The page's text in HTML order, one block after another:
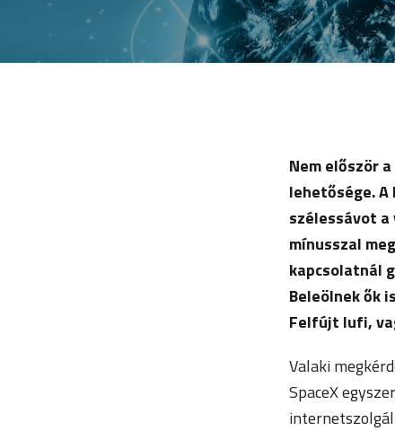
Nem először
lehetősége.
szélessávot
mínusszal
kapcsolatnál
Beleölnek ők
Felfújt lufi,
Valaki
SpaceX